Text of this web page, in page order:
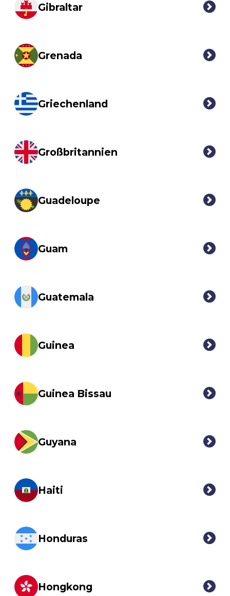
Gibraltar
Grenada
Griechenland
Großbritannien
Guadeloupe
Guam
Guatemala
Guinea
Guinea Bissau
Guyana
Haiti
Honduras
Hongkong